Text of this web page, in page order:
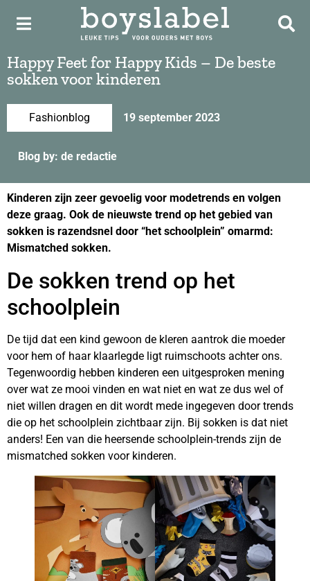
Happy Feet for Happy Kids – De beste
sokken voor kinderen
Fashionblog 19 september 2023
Blog by: de redactie
Kinderen zijn zeer gevoelig voor modetrends en volgen
deze graag. Ook de nieuwste trend op het gebied van
sokken is razendsnel door “het schoolplein” omarmd:
Mismatched sokken.
De sokken trend op het
schoolplein
De tijd dat een kind gewoon de kleren aantrok die moeder
voor hem of haar klaarlegde ligt ruimschoots achter ons.
Tegenwoordig hebben kinderen een uitgesproken mening
over wat ze mooi vinden en wat niet en wat ze dus wel of
niet willen dragen en dit wordt mede ingegeven door trends
die op het schoolplein zichtbaar zijn. Bij sokken is dat niet
anders! Een van die heersende schoolplein-trends zijn de
mismatched sokken voor kinderen.